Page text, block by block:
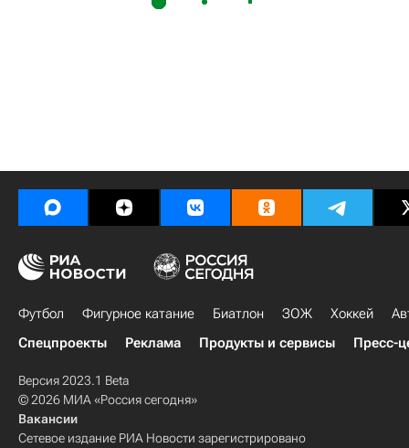
Футбол Фигурное катание Биатлон ЗОЖ Хоккей
Спецпроекты
Реклама Продукты и сервисы Пресс-
Версия 2023.1 Beta
© 2026 МИА «Россия сегодня»
Вакансии
Сетевое издание РИА Новости зарегистрировано